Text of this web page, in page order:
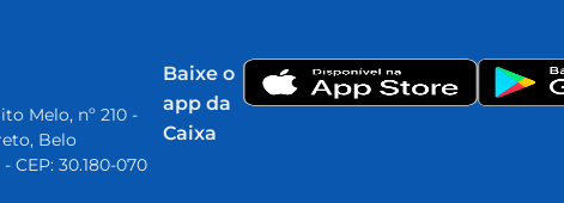
Melo, nº 210 -
Belo
CEP: 30.180-070
Baixe o
app da
Caixa